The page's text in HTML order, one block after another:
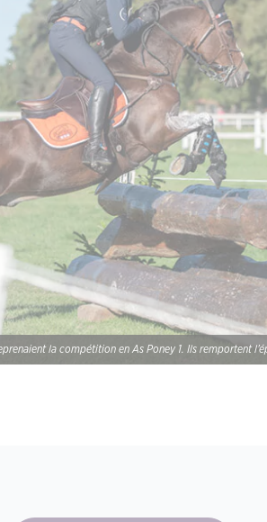
la compétition en As Poney 1. Ils remportent